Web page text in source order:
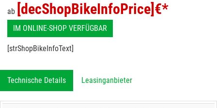
ab [decShopBikeInfoPrice] €*
IM ONLINE-SHOP VERFÜGBAR
[strShopBikeInfoText]
Technische Details Leasinganbieter